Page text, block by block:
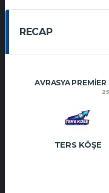
RECAP
AVRASYA
TERS KÖŞE